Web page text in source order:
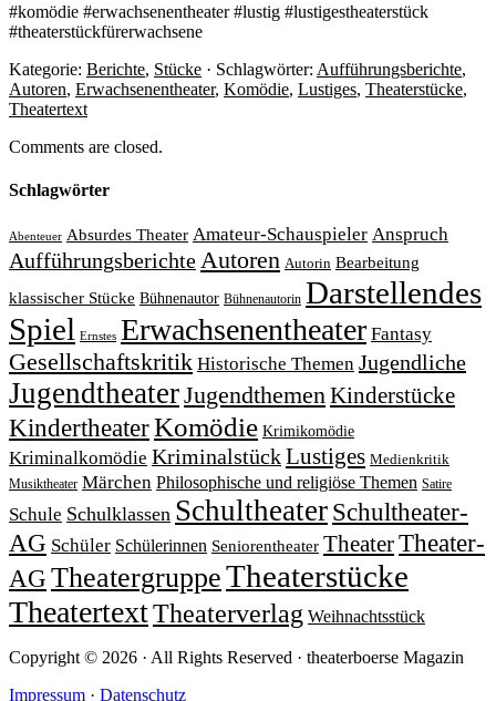
#komödie #erwachsenentheater #lustig #lustigestheaterstück
#theaterstückfürerwachsene
Kategorie: Berichte, Stücke · Schlagwörter: Aufführungsberichte,
Autoren, Erwachsenentheater, Komödie, Lustiges, Theaterstücke,
Theatertext
Comments are closed.
Schlagwörter
Abenteuer Absurdes Theater Amateur-Schauspieler Anspruch
AufführungsberichteAutoren Autorin Bearbeitung
klassischer Stücke Bühnenautor Bühnenautorin Darstellendes
Spiel Ernstes Erwachsenentheater Fantasy
Gesellschaftskritik Historische Themen Jugendliche
JugendtheaterJugendthemenKinderstücke
KindertheaterKomödie Krimikomödie
Kriminalkomödie KriminalstückLustiges Medienkritik
Musiktheater Märchen Philosophische und religiöse Themen Satire
Schule Schulklassen Schultheater Schultheater-
AG Schüler Schülerinnen Seniorentheater TheaterTheater-
AGTheatergruppeTheaterstücke
TheatertextTheaterverlag Weihnachtsstück
Copyright © 2026 · All Rights Reserved · theaterboerse Magazin
Impressum · Datenschutz